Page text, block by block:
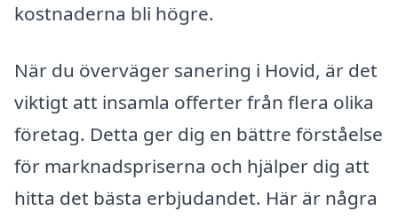
kostnaderna bli högre.
När du överväger sanering i Hovid, är det
viktigt att insamla offerter från flera olika
företag. Detta ger dig en bättre förståelse
för marknadspriserna och hjälper dig att
hitta det bästa erbjudandet. Här är några